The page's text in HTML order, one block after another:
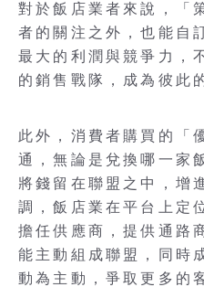
對於飯店業者來說，「
者的關注之外，也能自
最大的利潤與競爭力，
的銷售戰隊，成為彼此
此外，消費者購買的「
通，無論是兌換哪一家
將錢留在聯盟之中，增
調，飯店業在平台上定
擔任供應商，提供通路
能主動組成聯盟，同時
動為主動，爭取更多的